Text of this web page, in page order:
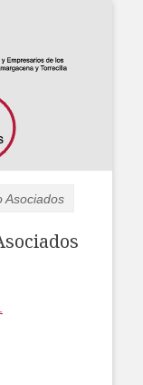
los polígonos industriales
Asociados